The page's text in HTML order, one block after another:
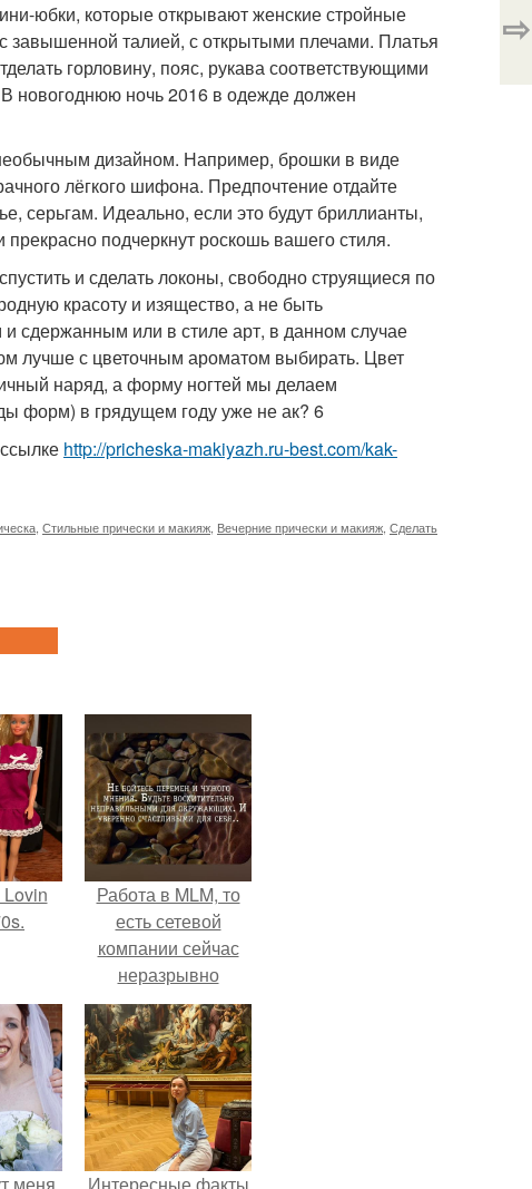
юбки, которые открывают женские стройные
завышенной талией, с открытыми плечами. Платья
горловину, пояс, рукава соответствующими
новогоднюю ночь 2016 в одежде должен
дизайном. Например, брошки в виде
лёгкого шифона. Предпочтение отдайте
серьгам. Идеально, если это будут бриллианты,
подчеркнут роскошь вашего стиля.
и сделать локоны, свободно струящиеся по
красоту и изящество, а не быть
сдержанным или в стиле арт, в данном случае
лучше с цветочным ароматом выбирать. Цвет
наряд, а форму ногтей мы делаем
форм) в грядущем году уже не ак? 6
http://pricheska-makiyazh.ru-best.com/kak-
Стильные прически и макияж Вечерние прически и макияж Сделать
⇨
Работа в MLM, то
есть сетевой
компании сейчас
неразрывно
связана с создание
своего контента,
своей страницы в
соц сетях.